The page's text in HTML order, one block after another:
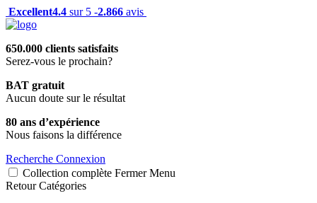
Excellent4.4 sur 5 -2.866 avis
650.000 clients satisfaits
Serez-vous le prochain?
BAT gratuit
Aucun doute sur le résultat
80 ans d’expérience
Nous faisons la différence
Recherche Connexion
Collection complète Fermer Menu
Retour Catégories